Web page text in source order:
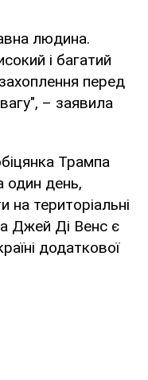
людина.
і багатий
перед
– заявила
Трампа
один день,
на територіальні
Джей Ді Венс є
додаткової